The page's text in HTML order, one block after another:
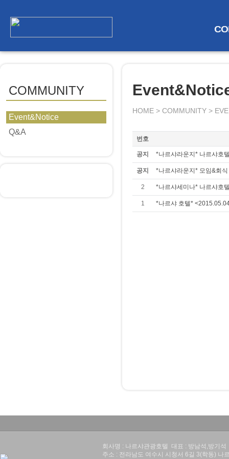
COMMUNITY
Event&Notice
Q&A
HOME > COMMUNITY >
번호
공지 *나르샤라운지* 나르샤호
공지 *나르샤라운지* 모임&회
2 *나르샤세미나* 나르샤호
1 *나르샤 호텔*
회사명 : 나르샤관광호텔 대표 : 방남석,방기
주소 : 전라남도 여수시 시청서 6길 3(학동) 나